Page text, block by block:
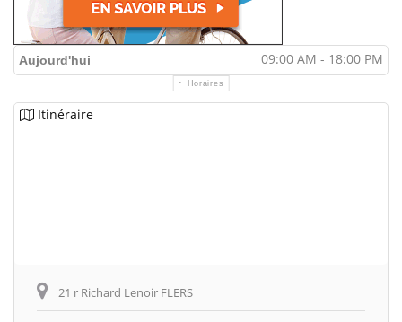
Aujourd'hui 09:00 AM - 18:00 PM
Horaires
Itinéraire
21 r Richard Lenoir FLERS